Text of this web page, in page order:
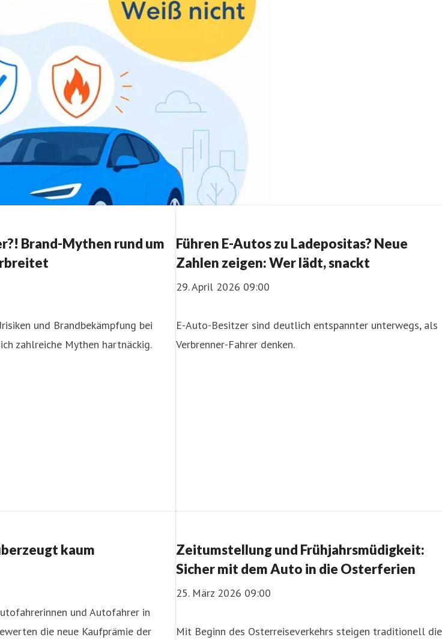
ankommt
Unsicherheit. Beispielsweise wissen laut einer Studie von DA Direkt sieben von zehn
Der Direktversicherer gibt bei diesem Punkt klar Entwarnung: „Brandschäden sind
Brand-Mythen rund um
und Brandbekämpfung bei
zahlreiche Mythen hartnäckig.
Führen E-Autos zu Ladepositas? Neue
Zahlen zeigen: Wer lädt, snackt
29. April 2026 09:00
E-Auto-Besitzer sind deutlich entspannter unterwegs, als
Verbrenner-Fahrer denken.
kaum
und Autofahrer in
die neue Kaufprämie der
Zeitumstellung und Frühjahrsmüdigkeit:
Sicher mit dem Auto in die Osterferien
25. März 2026 09:00
Mit Beginn des Osterreiseverkehrs steigen traditionell die